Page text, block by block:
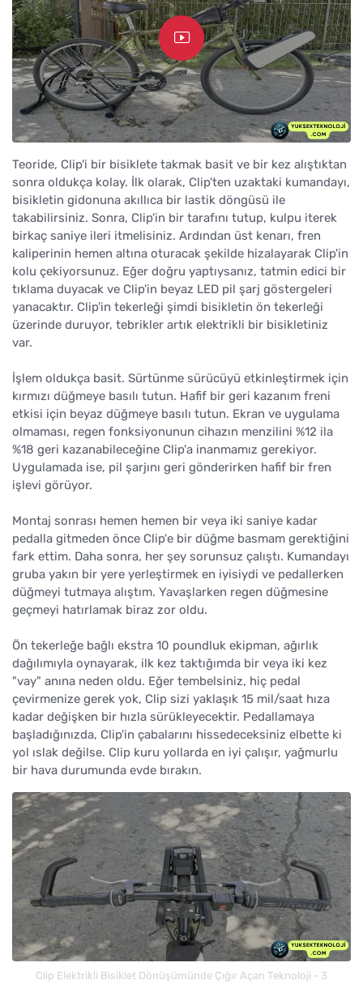
Teoride, Clip'i bir bisiklete takmak basit ve bir kez alıştıktan
sonra oldukça kolay. İlk olarak, Clip'ten uzaktaki kumandayı,
bisikletin gidonuna akıllıca bir lastik döngüsü ile
takabilirsiniz. Sonra, Clip'in bir tarafını tutup, kulpu iterek
birkaç saniye ileri itmelisiniz. Ardından üst kenarı, fren
kaliperinin hemen altına oturacak şekilde hizalayarak Clip'in
kolu çekiyorsunuz. Eğer doğru yaptıysanız, tatmin edici bir
tıklama duyacak ve Clip'in beyaz LED pil şarj göstergeleri
yanacaktır. Clip'in tekerleği şimdi bisikletin ön tekerleği
üzerinde duruyor, tebrikler artık elektrikli bir bisikletiniz
var.
İşlem oldukça basit. Sürtünme sürücüyü etkinleştirmek için
kırmızı düğmeye basılı tutun. Hafif bir geri kazanım freni
etkisi için beyaz düğmeye basılı tutun. Ekran ve uygulama
olmaması, regen fonksiyonunun cihazın menzilini %12 ila
%18 geri kazanabileceğine Clip'a inanmamız gerekiyor.
Uygulamada ise, pil şarjını geri gönderirken hafif bir fren
işlevi görüyor.
Montaj sonrası hemen hemen bir veya iki saniye kadar
pedalla gitmeden önce Clip'e bir düğme basmam gerektiğini
fark ettim. Daha sonra, her şey sorunsuz çalıştı. Kumandayı
gruba yakın bir yere yerleştirmek en iyisiydi ve pedallerken
düğmeyi tutmaya alıştım. Yavaşlarken regen düğmesine
geçmeyi hatırlamak biraz zor oldu.
Ön tekerleğe bağlı ekstra 10 poundluk ekipman, ağırlık
dağılımıyla oynayarak, ilk kez taktığımda bir veya iki kez
"vay" anına neden oldu. Eğer tembelsiniz, hiç pedal
çevirmenize gerek yok, Clip sizi yaklaşık 15 mil/saat hıza
kadar değişken bir hızla sürükleyecektir. Pedallamaya
başladığınızda, Clip'in çabalarını hissedeceksiniz elbette ki
yol ıslak değilse. Clip kuru yollarda en iyi çalışır, yağmurlu
bir hava durumunda evde bırakın.
Clip Elektrikli Bisiklet Dönüşümünde Çığır Açan Teknoloji - 3